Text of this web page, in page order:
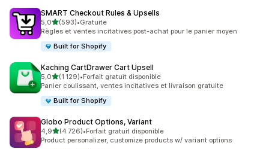
SMART Checkout Rules & Upsells
5,0étoile(s) sur 5
(593)
593 avis au total
•Gratuite
Règles et ventes incitatives post-achat pour le panier moyen
Built for Shopify
Kaching CartDrawer Cart Upsell
5,0étoile(s) sur 5
(1 129)
1129 avis au total
•Forfait gratuit disponible
Panier coulissant, ventes incitatives et livraison gratuite
Built for Shopify
Globo Product Options, Variant
4,9étoile(s) sur 5
(4 726)
4726 avis au total
•Forfait gratuit disponible
Product personalizer, customize products w/ variant options